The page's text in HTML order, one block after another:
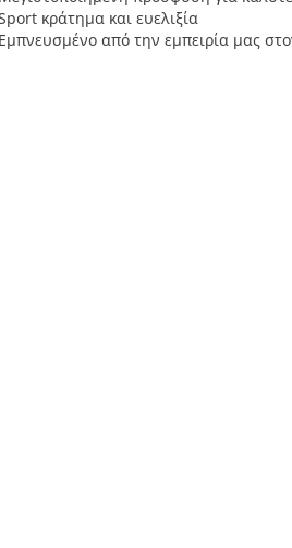
κράτημα και ευελιξία
Εμπνευσμένο από την εμπειρία μας